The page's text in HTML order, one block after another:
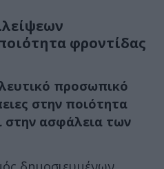
φροντίδας
προσωπικό
στην ποιότητα
στην ασφάλεια των